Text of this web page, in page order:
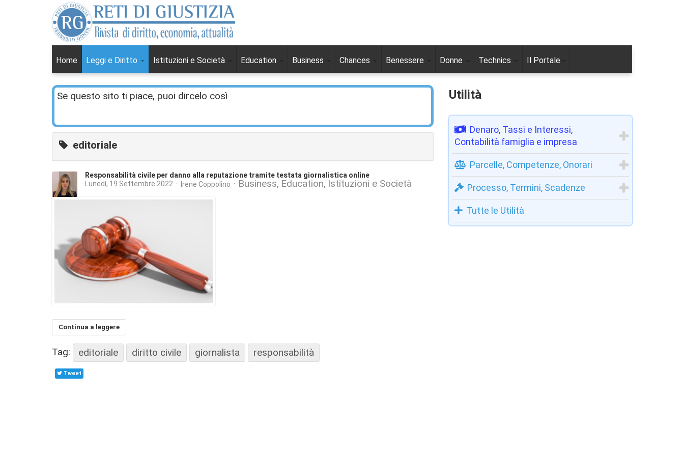
Home Leggi e Diritto Istituzioni e Società Education Business Chances Benessere Donne Technics Il Portale
Se questo sito ti piace, puoi dircelo così
editoriale
Responsabilità civile per danno alla reputazione tramite testata giornalistica online
Lunedì, 19 Settembre 2022 Irene Coppolino Business Education Istituzioni e Società
Continua a leggere
Tag: editoriale diritto civile giornalista responsabilità
Tweet
Utilità
Denaro, Tassi e Interessi,
Contabilità famiglia e impresa
Parcelle, Competenze, Onorari
Processo, Termini, Scadenze
Tutte le Utilità